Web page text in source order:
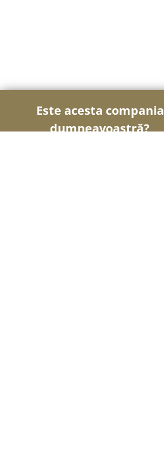
Este acesta compania
dumneavoastră?